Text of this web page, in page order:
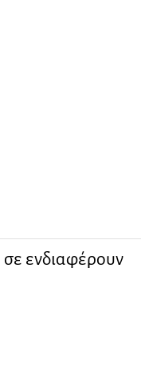
ενδιαφέρουν